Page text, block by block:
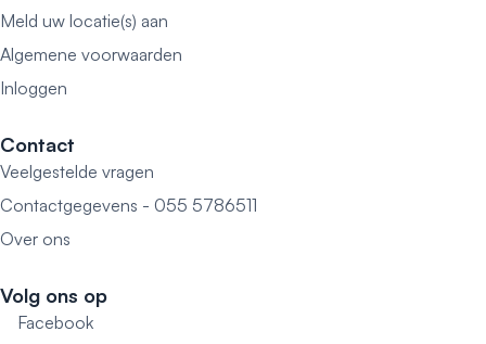
Meld uw locatie(s) aan
Algemene voorwaarden
Inloggen
Contact
Veelgestelde vragen
Contactgegevens - 055 5786511
Over ons
Volg ons op
Facebook